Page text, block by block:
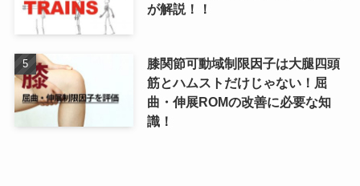
が解説！！
膝関節可動域制限因子は大腿四頭
筋とハムストだけじゃない！屈
曲・伸展ROMの改善に必要な知
識！